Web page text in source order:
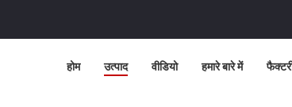
होम उत्पाद वीडियो हमारे बारे में